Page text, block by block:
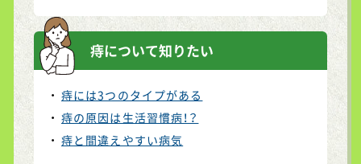
が……
2022.06.17
痔の体験談<男性版> 夫婦で痔を治療！
痔の体験談<女性版> 痔を治すには？
2022.05.25 サイトを更新いたしました。
痔の体験談<男性版> 突然の出血にドッ
キリ
痔の体験談<女性版> 結婚を機に痔を治
痔について知りたい
痔には3つのタイプがある
痔の原因は生活習慣病！？
痔と間違えやすい病気